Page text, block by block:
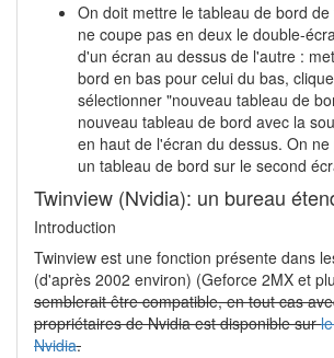
On doit mettre le tableau de bord
ne coupe pas en deux le double-
d'un écran au dessus de l'autre :
bord en bas pour celui du bas,
sélectionner "nouveau tableau de
nouveau tableau de bord avec la
en haut de l'écran du dessus. On
un tableau de bord sur le second
Twinview (Nvidia): un bureau
Introduction
Twinview est une fonction présente dans
(d'après 2002 environ) (Geforce 2MX et
semblerait être compatible, en tout cas
propriétaires de Nvidia est disponible sur
Nvidia.